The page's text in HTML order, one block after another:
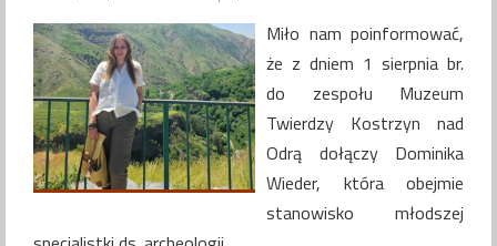
Miło nam poinformować,
że z dniem 1 sierpnia br.
do zespołu Muzeum
Twierdzy Kostrzyn nad
Odrą dołączy Dominika
Wieder, która obejmie
stanowisko młodszej